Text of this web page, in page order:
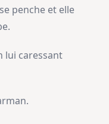
penche et elle
lui caressant